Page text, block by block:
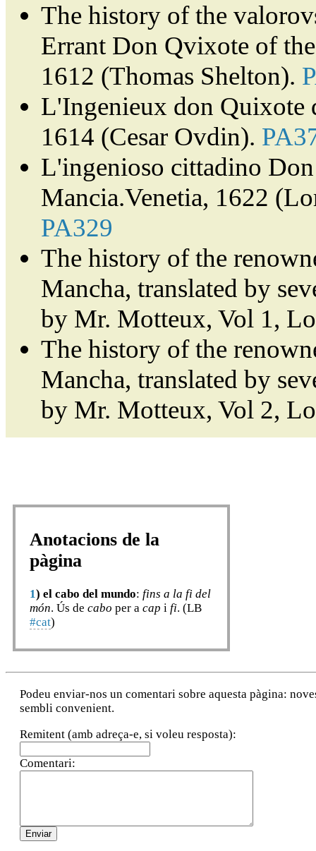
The history of the
Errant Don Qvixote of
1612 (Thomas Shelton).
L'Ingenieux don Quixote
1614 (Cesar Ovdin).
L'ingenioso cittadino
Mancia.Venetia, 1622
PA329
The history of the
Mancha, translated by
by Mr. Motteux, Vol 1,
The history of the
Mancha, translated by
by Mr. Motteux, Vol 2,
Anotacions de la
pàgina
1) el cabo del mundo: fins a la fi del
món. Ús de cabo per a cap i fi. (LB
#cat)
Podeu enviar-nos un comentari sobre aquesta pàgina:
sembli convenient.
Remitent (amb adreça-e, si voleu resposta):
Comentari: